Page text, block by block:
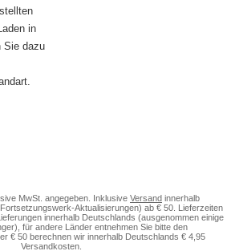
in
Sie dazu
MwSt. angegeben. Inklusive Versand innerhalb
Aktualisierungen) ab € 50. Lieferzeiten
innerhalb Deutschlands (ausgenommen einige
für andere Länder entnehmen Sie bitte den
€ 50 berechnen wir innerhalb Deutschlands € 4,95
Versandkosten.